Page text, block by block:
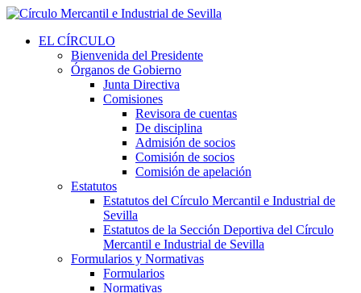
EL CÍRCULO
Bienvenida del Presidente
Órganos de Gobierno
Junta Directiva
Comisiones
Revisora de cuentas
De disciplina
Admisión de socios
Comisión de socios
Comisión de apelación
Estatutos
Estatutos del Círculo Mercantil e Industrial de
Sevilla
Estatutos de la Sección Deportiva del Círculo
Mercantil e Industrial de Sevilla
Formularios y Normativas
Formularios
Normativas